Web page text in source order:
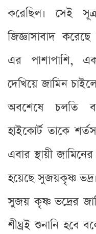
করেছিল। সেই
জিজ্ঞাসাবাদ
এর পাশাপাশি,
দেখিয়ে জামিন
অবশেষে চলতি
হাইকোর্ট তাকে
এবার স্থায়ী
হয়েছে সুজয়কৃষ্ণ ভদ্র।
সুজয় কৃষ্ণ ভদ্রের
শীঘ্রই শুনানি হবে